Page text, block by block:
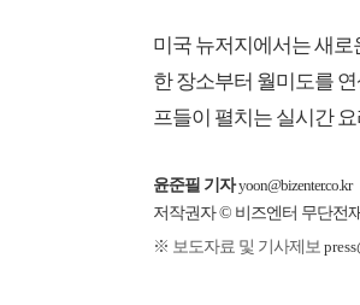
미국 뉴저지에서는 새로
한 장소부터 월미도를
프들이 펼치는 실시간
윤준필 기자 yoon@bizenter.co.kr
저작권자 © 비즈엔터 무단전
※ 보도자료 및 기사제보